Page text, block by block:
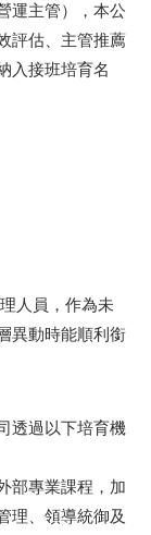
運主管），本公
評估、主管推薦
入接班培育名
人員，作為未
異動時能順利銜
透過以下培育機
部專業課程，加
理、領導統御及